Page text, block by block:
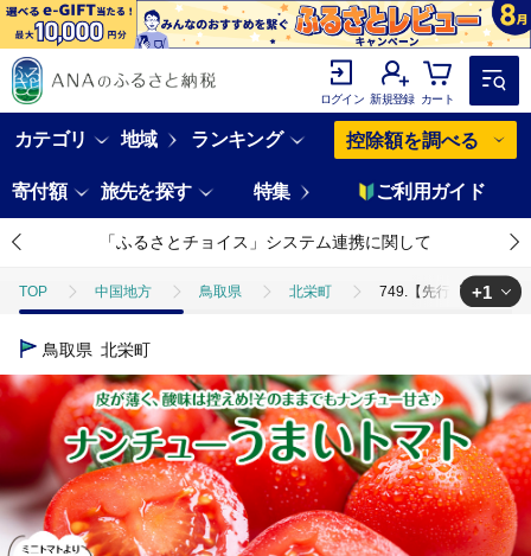
ログイン 新規登録 カート
カテゴリ 地域 ランキング 控除額を調べる
寄付額 旅先を探す 特集 ご利用ガイド
「ふるさとチョイス」システム連携に関して
TOP 中国地方 鳥取県 北栄町 749.【先行予約】【
TOP
+1
鳥取県 北栄町